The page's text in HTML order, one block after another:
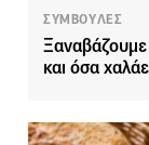
ΣΥΜΒΟΥΛΕΣ
Ξαναβάζουμε
και όσα